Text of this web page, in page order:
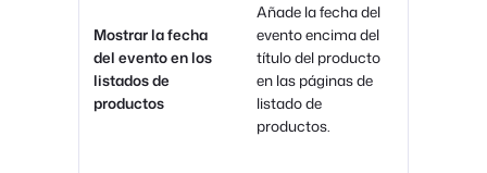
Mostrar la fecha
del evento en los
listados de
productos
Añade la fecha del
evento encima del
título del producto
en las páginas de
listado de
productos.